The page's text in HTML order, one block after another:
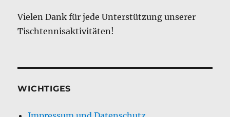
Vielen Dank für jede Unterstützung unserer
Tischtennisaktivitäten!
WICHTIGES